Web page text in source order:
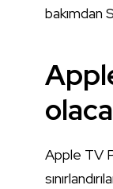
bakımdan
Apple TV